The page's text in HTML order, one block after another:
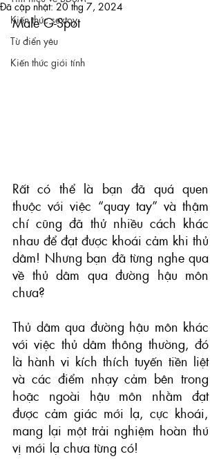
Kiến thức sextoy
Từ điển yêu
Kiến thức giới tính
Đã cập nhật:20 thg 7, 2024
Male G-Spot
Rất có thể là bạn đã quá quen
thuộc với việc “quay tay” và thậm
chí cũng đã thử nhiều cách khác
nhau để đạt được khoái cảm khi thủ
dâm! Nhưng bạn đã từng nghe qua
về thủ dâm qua đường hậu môn
chưa?
Thủ dâm qua đường hậu môn khác
với việc thủ dâm thông thường, đó
là hành vi kích thích tuyến tiền liệt
và các điểm nhạy cảm bên trong
hoặc ngoài hậu môn nhằm đạt
được cảm giác mới lạ, cực khoái,
mang lại một trải nghiệm hoàn thú
vị mới lạ chưa từng có!